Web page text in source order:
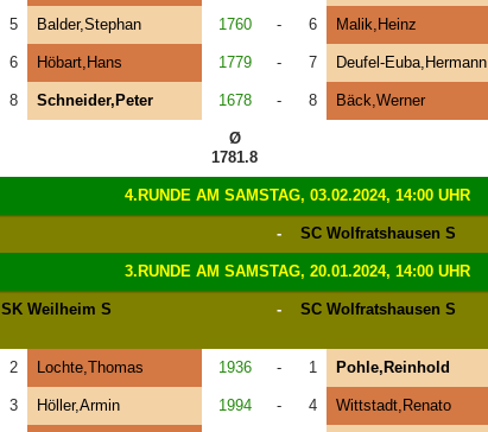
5 Balder,Stephan 1760 - 6 Malik,Heinz
6 Höbart,Hans 1779 - 7 Deufel-Euba,Hermann
8 Schneider,Peter 1678 - 8 Bäck,Werner
Ø
1781.8
4.RUNDE AM SAMSTAG, 03.02.2024, 14:00 UHR
- SC Wolfratshausen S
3.RUNDE AM SAMSTAG, 20.01.2024, 14:00 UHR
SK Weilheim S - SC Wolfratshausen S
2 Lochte,Thomas 1936 - 1 Pohle,Reinhold
3 Höller,Armin 1994 - 4 Wittstadt,Renato